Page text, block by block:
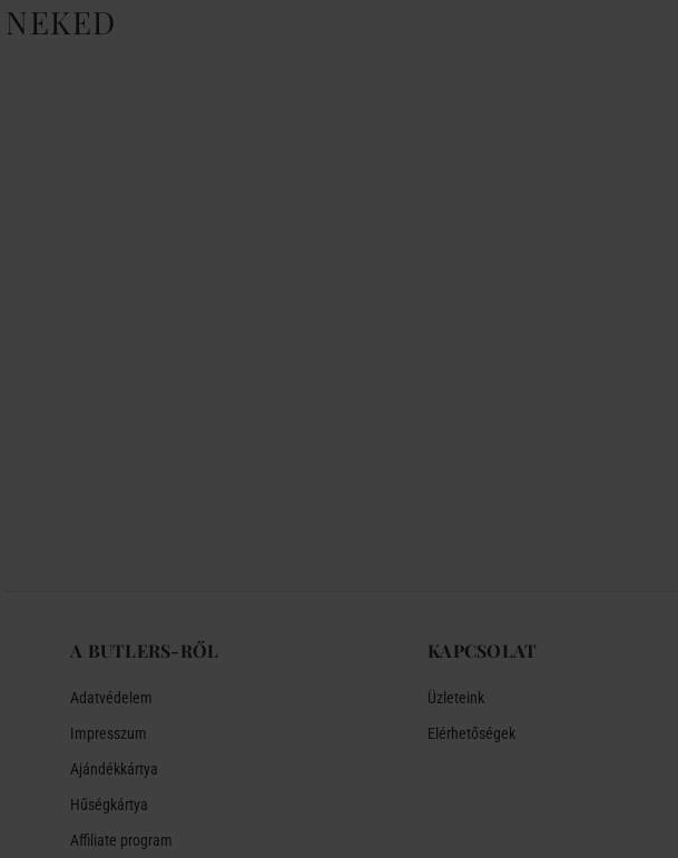
A BUTLERS-RŐL
Adatvédelem
Impresszum
Ajándékkártya
Hűségkártya
Affiliate program
KAPCSOLAT
Üzleteink
Elérhetőségek